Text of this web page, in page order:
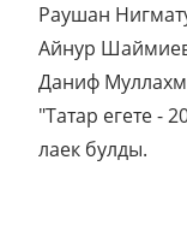
Раушан
Айнур
Даниф
"Татар егете -
лаек булды.